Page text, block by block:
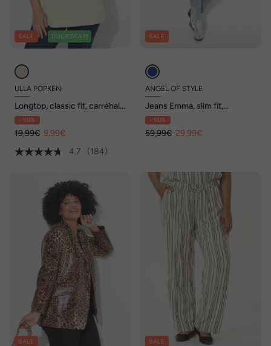
SALE DUURZAAM
ULLA POPKEN
Longtop, classic fit, carréhals,
mouwloos
- 50%
19,99€ 9,99€
4.7
(184)
SALE
ANGEL OF STYLE
Jeans Emma, slim fit,
destroyed, beige denim
- 50%
59,99€ 29,99€
SALE SALE